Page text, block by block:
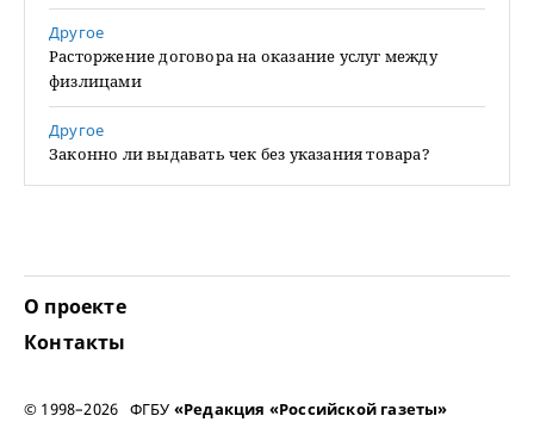
Другое
Расторжение договора на оказание услуг между
физлицами
Другое
Законно ли выдавать чек без указания товара?
О проекте
Контакты
© 1998–2026 ФГБУ «Редакция «Российской газеты»